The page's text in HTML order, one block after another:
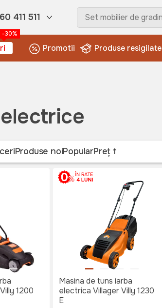
411 511
-30%
Promotii Produse resigilate
Produse noiPopularPreț
1200
Masina de tuns iarba
electrica Villager Villy 1230
E